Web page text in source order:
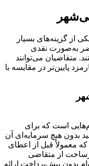
از گزینه‌های بسیار
به‌صورت نقدی
متقاضیان می‌توانند
پایین‌تر در مقایسه با
است که برای
بدون هیچ سرمایه‌ای آن
معمولاً قبل از اعطای
از متقاضی
بدون پیش‌پرداخت ارائه